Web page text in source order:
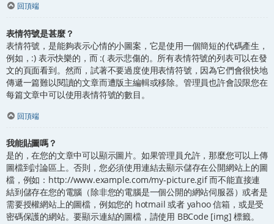
回頂端
表情符號是甚麼？
表情符號，是能夠表示心情的小圖案，它是使用一個簡短的代碼產生，
例如，:) 表示快樂的，而 :( 表示悲傷的。所有表情符號的列表可以在發
文的頁面看到。然而，試著不要過度使用表情符號，因為它們會很快地
傳遞一篇難以閱讀的文章而遭版主編輯或移除。管理員也許會設限您在
每篇文章中可以使用表情符號的數目。
回頂端
我能貼圖嗎？
是的，在您的文章中可以顯示圖片。如果管理員允許，那麼您可以上傳
圖檔到討論區上。否則，您必須使用連結去顯示儲存在公開網站上的圖
檔，例如：http://www.example.com/my-picture.gif 而不能直接連
結到儲存在您的電腦（除非您的電腦是一個公開的網站伺服器）或者是
需要授權網站上的圖檔，例如您的 hotmail 或者 yahoo 信箱，或是受
密碼保護的網站。要顯示連結的圖檔，請使用 BBCode [img] 標籤。